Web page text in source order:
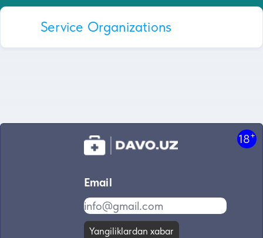
Service Organizations
18+
Email
Yangiliklardan xabar